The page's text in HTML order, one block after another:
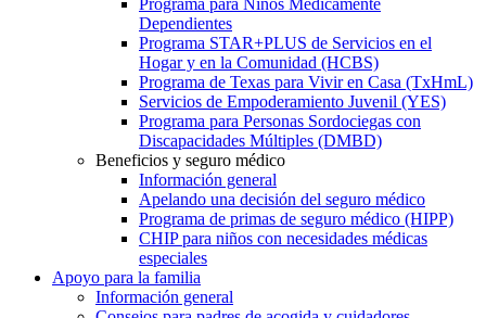
Dependientes
Programa STAR+PLUS de Servicios en el
Hogar y en la Comunidad (HCBS)
Programa de Texas para Vivir en Casa (TxHmL)
Servicios de Empoderamiento Juvenil (YES)
Programa para Personas Sordociegas con
Discapacidades Múltiples (DMBD)
Beneficios y seguro médico
Información general
Apelando una decisión del seguro médico
Programa de primas de seguro médico (HIPP)
CHIP para niños con necesidades médicas
especiales
Apoyo para la familia
Información general